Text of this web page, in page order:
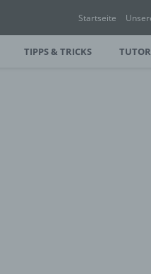
Startseite
TIPPS & TRICKS